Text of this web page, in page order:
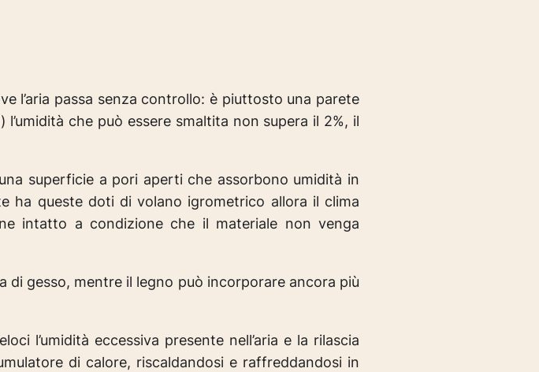
l’aria passa senza controllo: è piuttosto una parete
che può essere smaltita non supera il 2%, il
superficie a pori aperti che assorbono umidità in
ha queste doti di volano igrometrico allora il clima
intatto a condizione che il materiale non venga
gesso, mentre il legno può incorporare ancora più
l’umidità eccessiva presente nell’aria e la rilascia
di calore, riscaldandosi e raffreddandosi in